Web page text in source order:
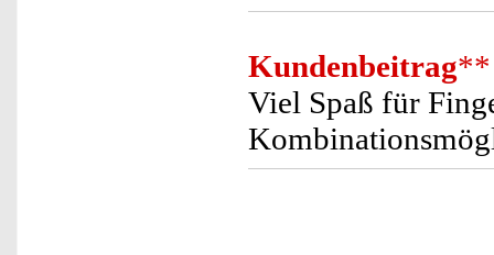
Kundenbeitrag**
Viel Spaß für